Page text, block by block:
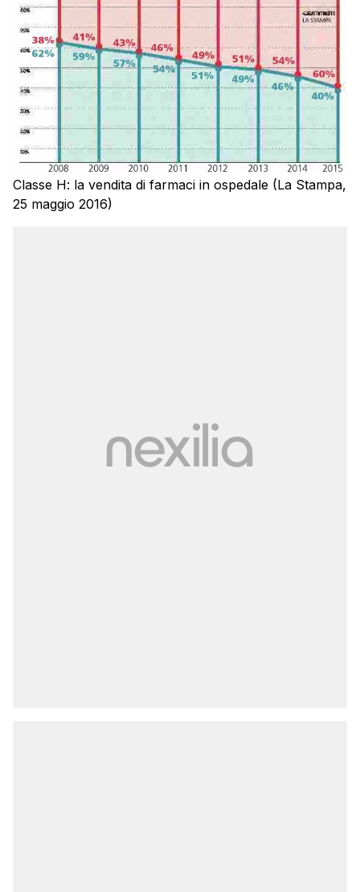
Classe H: la vendita di farmaci in ospedale (La Stampa,
25 maggio 2016)